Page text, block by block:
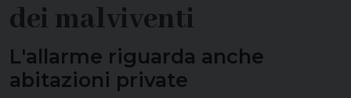
dei malviventi
L'allarme riguarda anche
abitazioni private